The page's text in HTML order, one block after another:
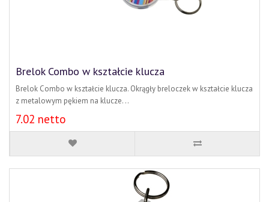
Brelok Combo w kształcie klucza
Brelok Combo w kształcie klucza. Okrągły breloczek w kształcie klucza
z metalowym pękiem na klucze. ..
7.02 netto